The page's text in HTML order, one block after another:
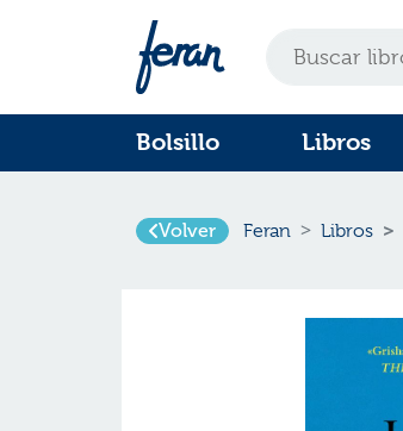
Bolsillo Libros
Volver Feran Libros